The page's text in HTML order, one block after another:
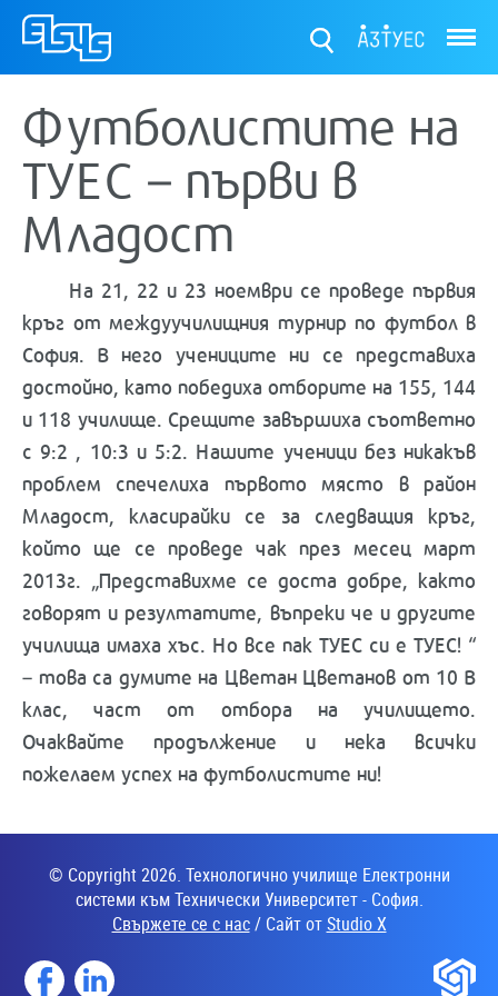
Футболистите на
ТУЕС – първи в
Младост
На 21, 22 и 23 ноември се проведе първия
кръг от междуучилищния турнир по футбол в
София. В него учениците ни се представиха
достойно, като победиха отборите на 155, 144
и 118 училище. Срещите завършиха съответно
с 9:2 , 10:3 и 5:2. Нашите ученици без никакъв
проблем спечелиха първото място в район
Младост, класирайки се за следващия кръг,
който ще се проведе чак през месец март
2013г. „Представихме се доста добре, както
говорят и резултатите, въпреки че и другите
училища имаха хъс. Но все пак ТУЕС си е ТУЕС! “
– това са думите на Цветан Цветанов от 10 В
клас, част от отбора на училището.
Очаквайте продължение и нека всички
пожелаем успех на футболистите ни!
© Copyright 2026. Технологично училище Електронни
системи към Технически Университет - София.
Свържете се с нас/ Сайт отStudio X